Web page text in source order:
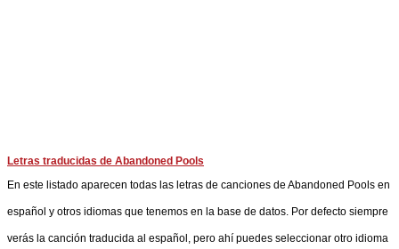
Letras traducidas de Abandoned Pools
En este listado aparecen todas las letras de canciones de Abandoned Pools en
español y otros idiomas que tenemos en la base de datos. Por defecto siempre
verás la canción traducida al español, pero ahí puedes seleccionar otro idioma